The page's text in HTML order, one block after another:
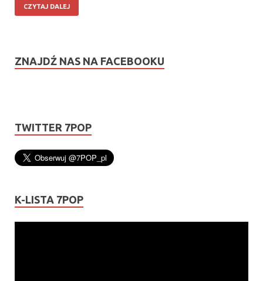
CZYTAJ DALEJ
ZNAJDŹ NAS NA FACEBOOKU
TWITTER 7POP
K-LISTA 7POP